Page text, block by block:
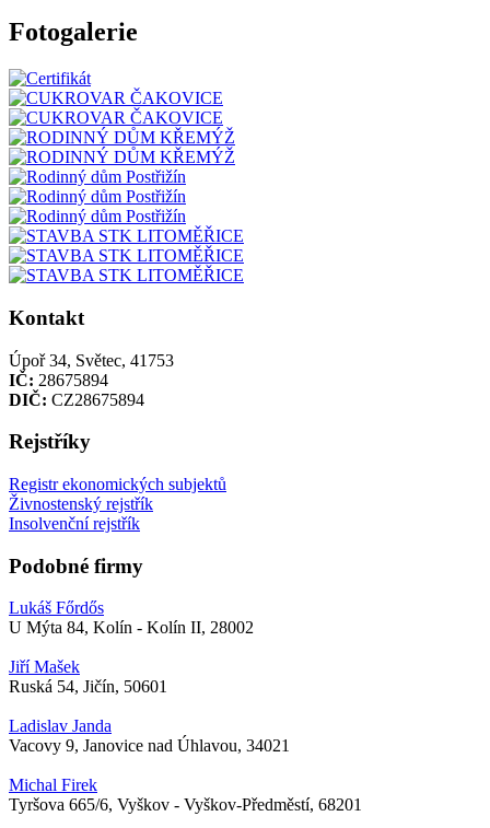
Fotogalerie
Kontakt
Úpoř 34, Světec, 41753
IČ: 28675894
DIČ: CZ28675894
Rejstříky
Registr ekonomických subjektů
Živnostenský rejstřík
Insolvenční rejstřík
Podobné firmy
Lukáš Főrdős
U Mýta 84, Kolín - Kolín II, 28002
Jiří Mašek
Ruská 54, Jičín, 50601
Ladislav Janda
Vacovy 9, Janovice nad Úhlavou, 34021
Michal Firek
Tyršova 665/6, Vyškov - Vyškov-Předměstí, 68201